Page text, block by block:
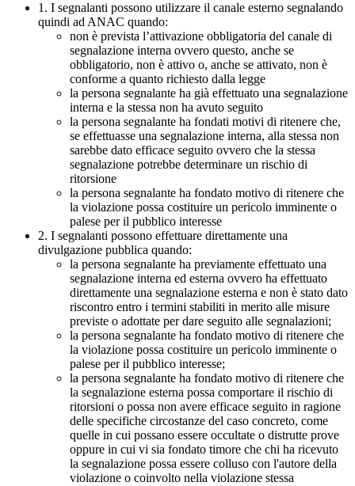
1. I segnalanti possono utilizzare il canale esterno segnalando
quindi ad ANAC quando:
non è prevista l’attivazione obbligatoria del canale di
segnalazione interna ovvero questo, anche se
obbligatorio, non è attivo o, anche se attivato, non è
conforme a quanto richiesto dalla legge
la persona segnalante ha già effettuato una segnalazione
interna e la stessa non ha avuto seguito
la persona segnalante ha fondati motivi di ritenere che,
se effettuasse una segnalazione interna, alla stessa non
sarebbe dato efficace seguito ovvero che la stessa
segnalazione potrebbe determinare un rischio di
ritorsione
la persona segnalante ha fondato motivo di ritenere che
la violazione possa costituire un pericolo imminente o
palese per il pubblico interesse
2. I segnalanti possono effettuare direttamente una
divulgazione pubblica quando:
la persona segnalante ha previamente effettuato una
segnalazione interna ed esterna ovvero ha effettuato
direttamente una segnalazione esterna e non è stato dato
riscontro entro i termini stabiliti in merito alle misure
previste o adottate per dare seguito alle segnalazioni;
la persona segnalante ha fondato motivo di ritenere che
la violazione possa costituire un pericolo imminente o
palese per il pubblico interesse;
la persona segnalante ha fondato motivo di ritenere che
la segnalazione esterna possa comportare il rischio di
ritorsioni o possa non avere efficace seguito in ragione
delle specifiche circostanze del caso concreto, come
quelle in cui possano essere occultate o distrutte prove
oppure in cui vi sia fondato timore che chi ha ricevuto
la segnalazione possa essere colluso con l'autore della
violazione o coinvolto nella violazione stessa